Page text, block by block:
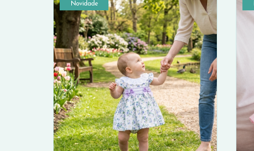
Novidade